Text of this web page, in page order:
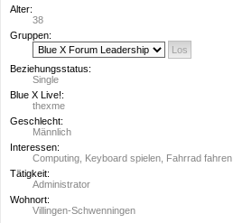
Alter:
38
Gruppen:
Beziehungsstatus:
Single
Blue X Live!:
thexme
Geschlecht:
Männlich
Interessen:
Computing, Keyboard spielen, Fahrrad fahren
Tätigkeit:
Administrator
Wohnort:
Villingen-Schwenningen